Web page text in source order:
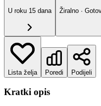
U roku 15 dana
Žiralno ·
Lista želja Poredi Podijeli
Kratki opis